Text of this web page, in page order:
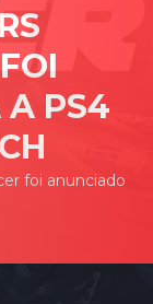
A PS4
foi anunciado